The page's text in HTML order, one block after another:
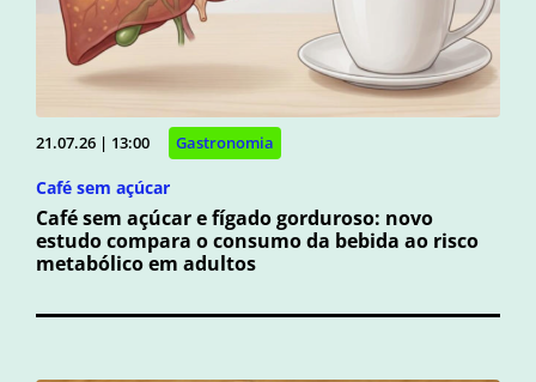
21.07.26 | 13:00 Gastronomia
Café sem açúcar
Café sem açúcar e fígado gorduroso: novo
estudo compara o consumo da bebida ao risco
metabólico em adultos